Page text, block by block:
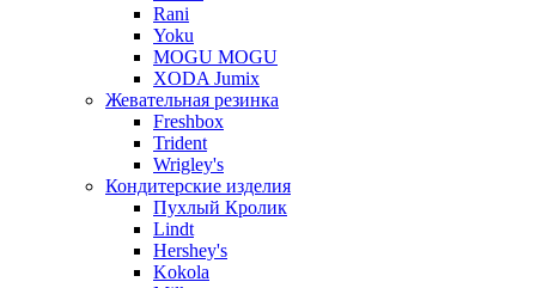
Rani
Yoku
MOGU MOGU
XODA Jumix
Жевательная резинка
Freshbox
Trident
Wrigley's
Кондитерские изделия
Пухлый Кролик
Lindt
Hershey's
Kokola